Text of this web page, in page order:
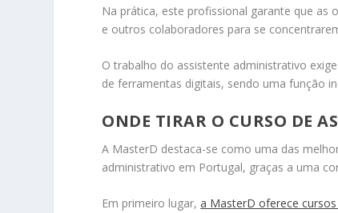
Na prática, este profissional garante que
e outros colaboradores para se
O trabalho do assistente administrativo
de ferramentas digitais, sendo uma função
ONDE TIRAR O CURSO DE
A MasterD destaca-se como uma das
administrativo em Portugal, graças a uma
Em primeiro lugar,a MasterD oferece